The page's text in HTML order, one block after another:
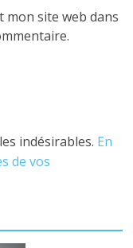
mon site web dans
indésirables. En
de vos